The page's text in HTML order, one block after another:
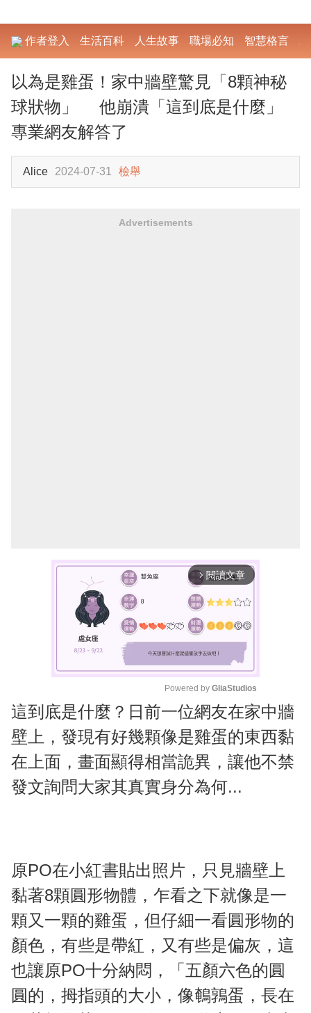
作者登入 生活百科 人生故事 職場必知 智慧格言
以為是雞蛋！家中牆壁驚見「8顆神秘
球狀物」 他崩潰「這到底是什麼」
專業網友解答了
Alice 2024-07-31 檢舉
Advertisements
arrow_forward_ios 閱讀文章
M
u
t
Powered by GliaStudios
這到底是什麼？日前一位網友在家中牆
壁上，發現有好幾顆像是雞蛋的東西黏
在上面，畫面顯得相當詭異，讓他不禁
發文詢問大家其真實身分為何...
原PO在小紅書貼出照片，只見牆壁上
黏著8顆圓形物體，乍看之下就像是一
顆又一顆的雞蛋，但仔細一看圓形物的
顏色，有些是帶紅，又有些是偏灰，這
也讓原PO十分納悶，「五顏六色的圓
圓的，拇指頭的大小，像鵪鶉蛋，長在